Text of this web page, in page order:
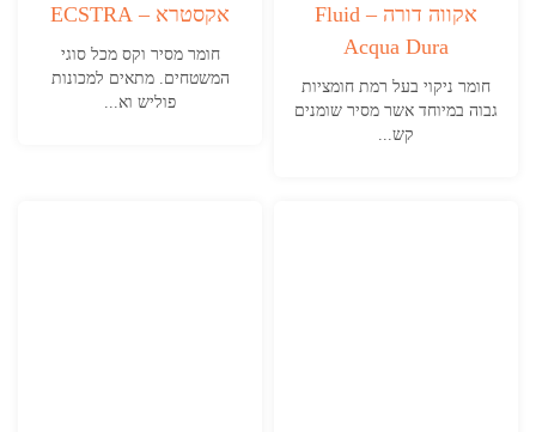
אקווה דורה – Fluid
Acqua Dura
חומר ניקוי בעל רמת חומציות
גבוה במיוחד אשר מסיר שומנים
קש...
אקסטרא – ECSTRA
חומר מסיר וקס מכל סוגי
המשטחים. מתאים למכונות
פוליש וא...